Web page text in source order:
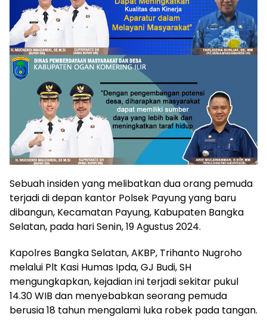
Sebuah insiden yang melibatkan dua orang pemuda
terjadi di depan kantor Polsek Payung yang baru
dibangun, Kecamatan Payung, Kabupaten Bangka
Selatan, pada hari Senin, 19 Agustus 2024.
Kapolres Bangka Selatan, AKBP, Trihanto Nugroho
melalui Plt Kasi Humas Ipda, GJ Budi, SH
mengungkapkan, kejadian ini terjadi sekitar pukul
14.30 WIB dan menyebabkan seorang pemuda
berusia 18 tahun mengalami luka robek pada tangan.